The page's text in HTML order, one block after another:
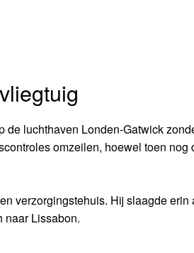
de luchthaven Londen-Gatwick
omzeilen, hoewel toen
verzorgingstehuis. Hij slaagde
naar Lissabon.